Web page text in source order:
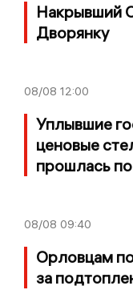
Накрывший
Дворянку
08/08 12:00
Уплывшие
ценовые
прошлась
08/08 09:40
Орловцам
за